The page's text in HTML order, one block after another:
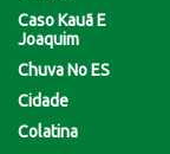
Caso Kauã E
Joaquim
Chuva No ES
Cidade
Colatina